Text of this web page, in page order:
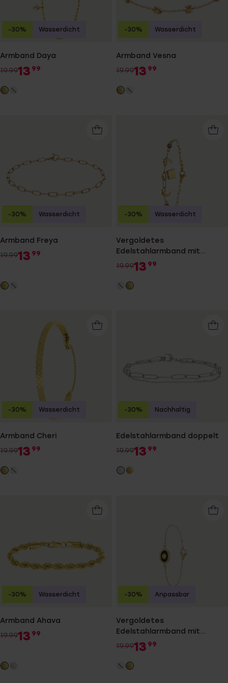
Armband Daya
19.9913 99
-30% Wasserdicht
Armband Vesna
19.9913 99
-30% Wasserdicht
Armband Freya
19.9913 99
-30% Wasserdicht
Vergoldetes
Edelstahlarmband mit
Schloss und Mond
19.9913 99
-30% Wasserdicht
Armband Cheri
19.9913 99
-30% Wasserdicht
Edelstahlarmband doppelt
19.9913 99
-30% Nachhaltig
Armband Ahava
19.9913 99
-30% Wasserdicht
Vergoldetes
Edelstahlarmband mit
grüner, ovaler Münze
19.9913 99
-30% Anpassbar